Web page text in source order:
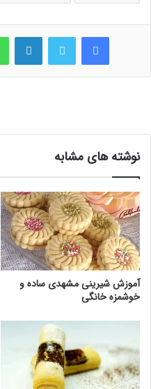
فیس بوک لینکدین
نوشته های مشابه
آموزش شیرینی مشهدی ساده و
خوشمزه خانگی